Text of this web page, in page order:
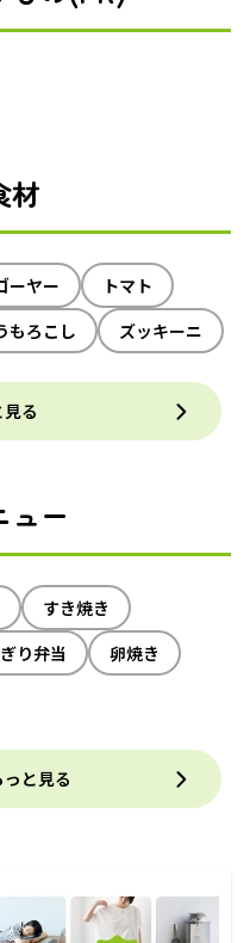
材
ーヤー
トマト
もろこし ズッキーニ
る
ュー
すき焼き
り弁当
卵焼き
と見る